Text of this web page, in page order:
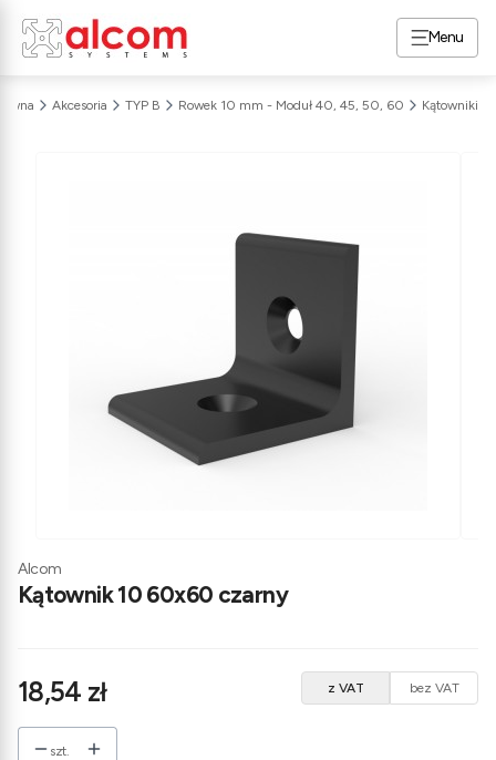
Menu
Akcesoria TYP B Rowek 10 mm - Moduł 40, 45, 50, 60 Kątowniki
Alcom
Kątownik 10 60x60 czarny
z VAT bez VAT
Cena
18,54 zł
szt.